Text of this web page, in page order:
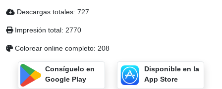
Descargas totales: 727
Impresión total: 2770
Colorear online completo: 208
Consíguelo en
Google Play
Disponible en la
App Store